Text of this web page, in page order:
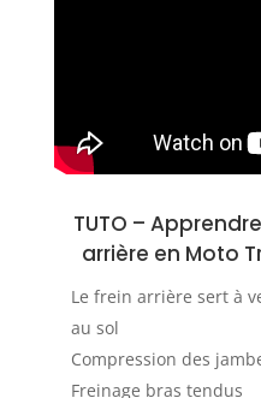
TUTO – A
arrière en Moto
Le frein arrière sert à
au sol
Compression des
Freinage bras tendus